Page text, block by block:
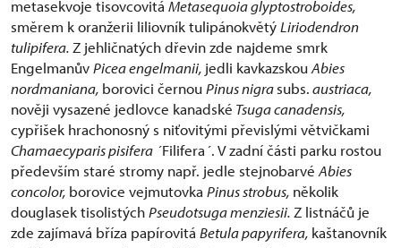
metasekvoje tisovcovitá Metasequoia glyptostroboides,
směrem k oranžerii liliovník tulipánokvětýLiriodendron
tulipifera. Z jehličnatých dřevin zde najdeme smrk
EngelmanůvPicea engelmanii, jedli kavkazskouAbies
nordmaniana, borovici černouPinus nigrasubs.austriaca,
nověji vysazené jedlovce kanadské Tsuga canadensis,
cypřišek hrachonosný s niťovitými převislými větvičkami
Chamaecyparis pisifera ´Filifera´. V zadní části parku rostou
především staré stromy např. jedle stejnobarvé Abies
concolor, borovice vejmutovka Pinus strobus, několik
douglasek tisolistýchPseudotsuga menziesii. Z listnáčů je
zde zajímavá bříza papírovitá Betula papyrifera, kaštanovník